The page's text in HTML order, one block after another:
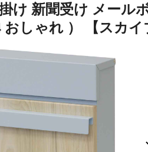
け 新聞受け メール
しゃれ ） 【スカイ